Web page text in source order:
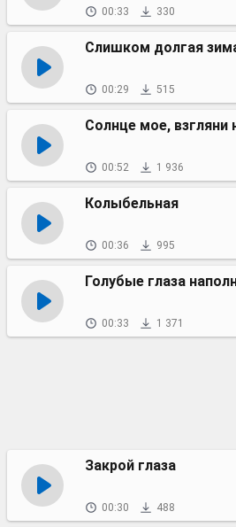
00:33 330
Слишком долгая
00:29 515
Солнце мое, взгляни
00:52 1 936
Колыбельная
00:36 995
Голубые глаза
00:33 1 371
Закрой глаза
00:30 488